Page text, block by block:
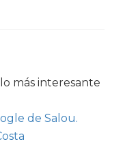
más interesante
de Salou.